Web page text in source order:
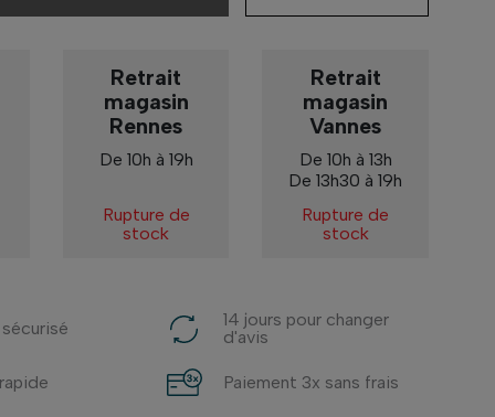
Retrait
magasin
Rennes
De 10h à 19h
Rupture de
stock
Retrait
magasin
Vannes
De 10h à 13h
De 13h30 à 19h
Rupture de
stock
14 jours pour changer
d'avis
Paiement 3x sans frais